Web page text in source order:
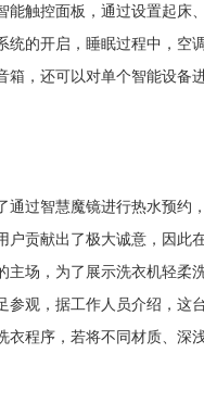
触控面板，通过设置起床
统的开启，睡眠过程中，空
箱，还可以对单个智能设备
过智慧魔镜进行热水预约
户贡献出了极大诚意，因此
主场，为了展示洗衣机轻柔
参观，据工作人员介绍，这
衣程序，若将不同材质、深